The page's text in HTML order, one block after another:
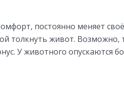
постоянно меняет
толкнуть живот. Возможно,
У животного опускаются